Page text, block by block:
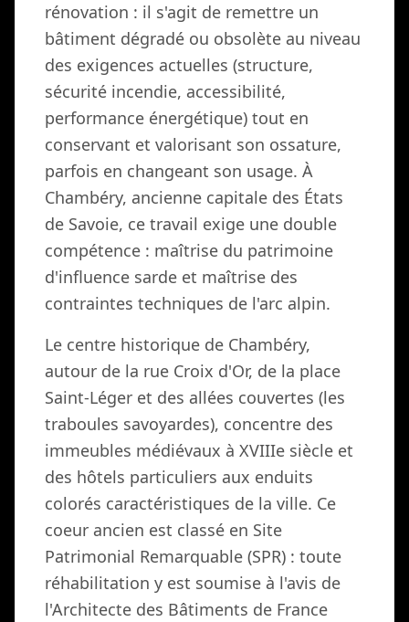
rénovation : il s'agit de remettre un
bâtiment dégradé ou obsolète au niveau
des exigences actuelles (structure,
sécurité incendie, accessibilité,
performance énergétique) tout en
conservant et valorisant son ossature,
parfois en changeant son usage. À
Chambéry, ancienne capitale des États
de Savoie, ce travail exige une double
compétence : maîtrise du patrimoine
d'influence sarde et maîtrise des
contraintes techniques de l'arc alpin.
Le centre historique de Chambéry,
autour de la rue Croix d'Or, de la place
Saint-Léger et des allées couvertes (les
traboules savoyardes), concentre des
immeubles médiévaux à XVIIIe siècle et
des hôtels particuliers aux enduits
colorés caractéristiques de la ville. Ce
coeur ancien est classé en Site
Patrimonial Remarquable (SPR) : toute
réhabilitation y est soumise à l'avis de
l'Architecte des Bâtiments de France